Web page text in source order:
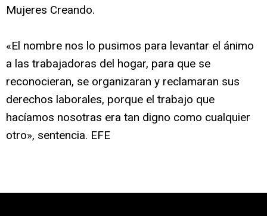
Mujeres Creando.
«El nombre nos lo pusimos para levantar el ánimo
a las trabajadoras del hogar, para que se
reconocieran, se organizaran y reclamaran sus
derechos laborales, porque el trabajo que
hacíamos nosotras era tan digno como cualquier
otro», sentencia. EFE